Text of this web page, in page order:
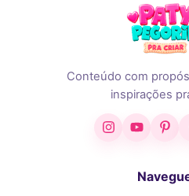
Conteúdo com
inspirações
InstagramYouTube